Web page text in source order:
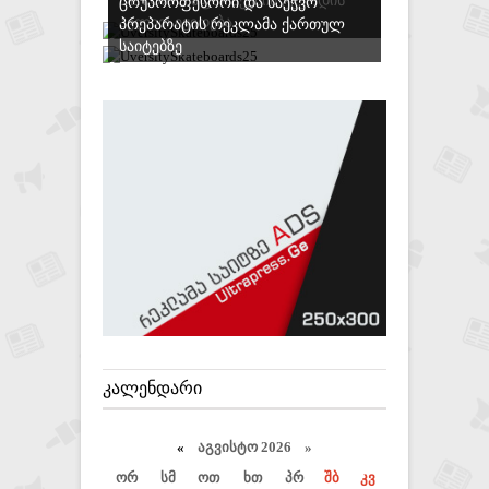
ᲐᲕᲚᲘᲗ ᲘᲧᲘᲓᲔᲑᲐ
ᲞᲠᲔᲞᲐᲠᲐᲢᲘᲡ ᲠᲔᲙᲚᲐᲛᲐ ᲥᲐᲠᲗᲣᲚ
ᲡᲐᲘᲢᲔᲑᲖᲔ
ᲙᲐᲚᲔᲜᲓᲐᲠᲘ
« აგვისტო 2026 »
ორ
სმ ოთ ხთ პრ შბ
კვ